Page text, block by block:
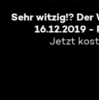
Sehr witzig!?
16.12.2019
Jetzt